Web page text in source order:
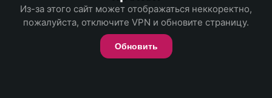
Из-за этого сайт может отображаться неккоректно,
пожалуйста, отключите VPN и обновите страницу.
Обновить